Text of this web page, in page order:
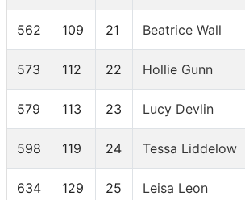
562 109 21 Beatrice Wall
573 112 22 Hollie Gunn
579 113 23 Lucy Devlin
598 119 24 Tessa Liddelow
634 129 25 Leisa Leon